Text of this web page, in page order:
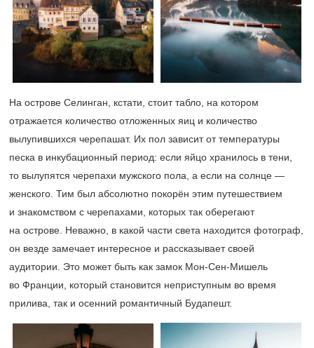
На острове Селинган, кстати, стоит табло, на котором
отражается количество отложенных яиц и количество
вылупившихся черепашат. Их пол зависит от температуры
песка в инкубационный период: если яйцо хранилось в тени,
то вылупятся черепахи мужского пола, а если на солнце —
женского. Тим был абсолютно покорён этим путешествием
и знакомством с черепахами, которых так оберегают
на острове. Неважно, в какой части света находится фотограф,
он везде замечает интересное и рассказывает своей
аудитории. Это может быть как замок Мон-Сен-Мишель
во Франции, который становится неприступным во время
прилива, так и осенний романтичный Будапешт.